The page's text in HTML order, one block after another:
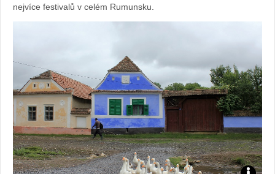
nejvíce festivalů v celém Rumunsku.